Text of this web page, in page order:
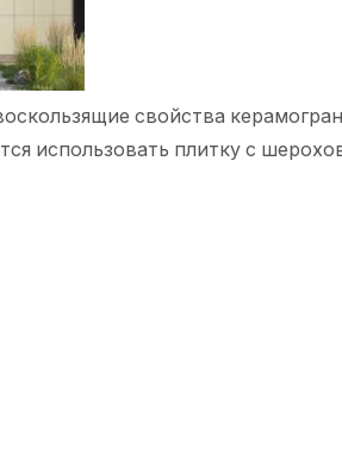
свойства
использовать плитку с